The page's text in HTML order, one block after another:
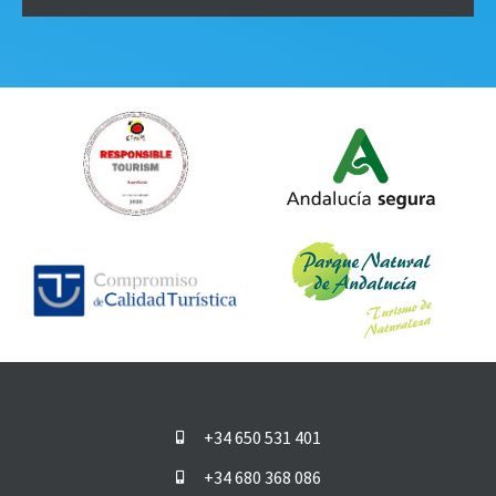
+34 650 531 401
+34 680 368 086